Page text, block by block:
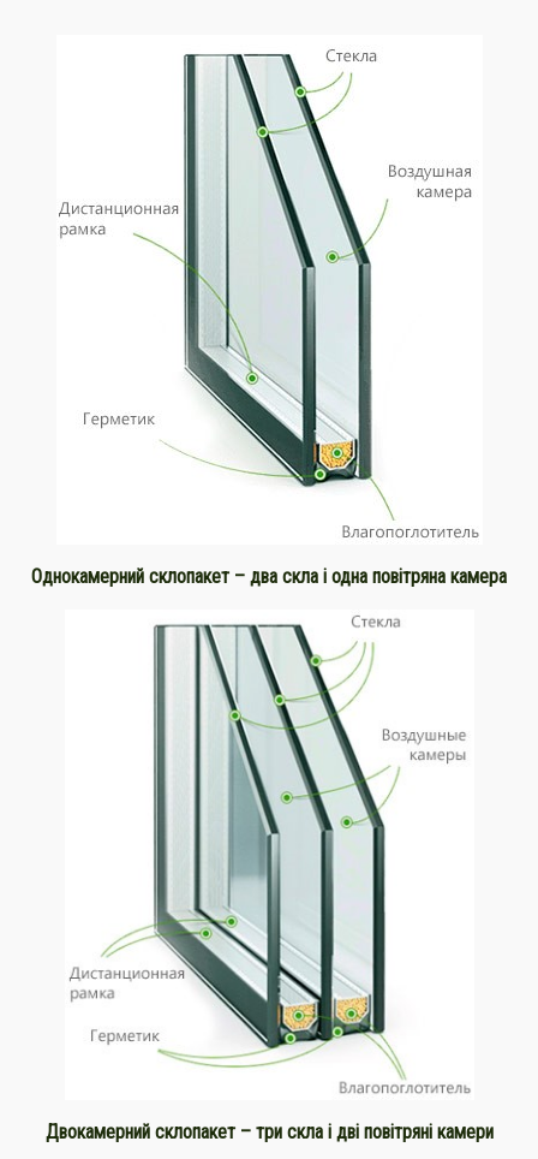
Однокамерний склопакет – два скла і одна повітряна камера
Двокамерний склопакет – три скла і дві повітряні камери